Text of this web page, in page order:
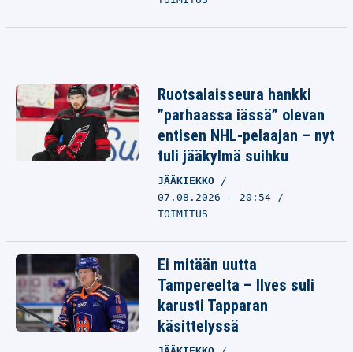
Ruotsalaisseura hankki
”parhaassa iässä” olevan
entisen NHL-pelaajan – nyt
tuli jääkylmä suihku
JÄÄKIEKKO
07.08.2026 - 20:54
TOIMITUS
Ei mitään uutta
Tampereelta – Ilves suli
karusti Tapparan
käsittelyssä